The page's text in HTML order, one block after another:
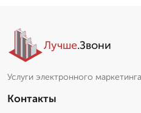
Лучше.Звони
Услуги электронного
Контакты